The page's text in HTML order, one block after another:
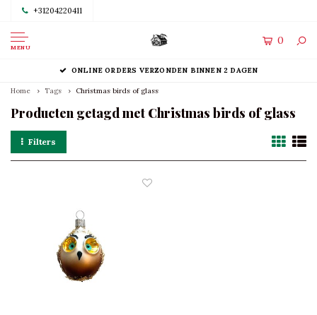
+31204220411
MENU
0
ONLINE ORDERS VERZONDEN BINNEN 2 DAGEN
Home Tags Christmas birds of glass
Producten getagd met Christmas birds of glass
Filters